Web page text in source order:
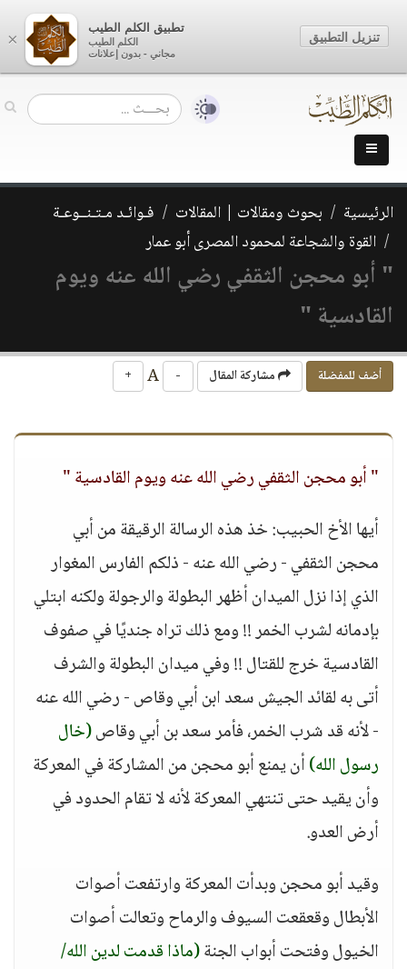
الرئيسية بحوث ومقالات | المقالات
فـوائـد مـتـنــوعـة
القوة والشجاعة لمحمود المصرى أبو عمار
" أبو محجن الثقفي رضي الله عنه ويوم
القادسية "
أضف للمفضلة مشاركة المقال -
+
" أبو محجن الثقفي رضي الله عنه ويوم القادسية "
أيها الأخ الحبيب: خذ هذه الرسالة الرقيقة من أبي
محجن الثقفي - رضي الله عنه - ذلكم الفارس المغوار
الذي إذا نزل الميدان أظهر البطولة والرجولة ولكنه ابتلي
بإدمانه لشرب الخمر !! ومع ذلك تراه جنديًا في صفوف
القادسية خرج للقتال !! وفي ميدان البطولة والشرف
أتى به لقائد الجيش سعد ابن أبي وقاص - رضي الله عنه
- لأنه قد شرب الخمر، فأمر سعد بن أبي وقاص(خال
رسول الله)أن يمنع أبو محجن من المشاركة في المعركة
وأن يقيد حتى تنتهي المعركة لأنه لا تقام الحدود في
أرض العدو.
وقيد أبو محجن وبدأت المعركة وارتفعت أصوات
الأبطال وقعقعت السيوف والرماح وتعالت أصوات
الخيول وفتحت أبواب الجنة(ماذا قدمت لدين الله/
×
تطبيق الكلم الطيب
الكلم الطيب
مجاني - بدون إعلانات
تنزيل التطبيق